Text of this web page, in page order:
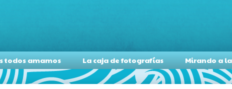
todos amamos La caja de fotografías Mirando a